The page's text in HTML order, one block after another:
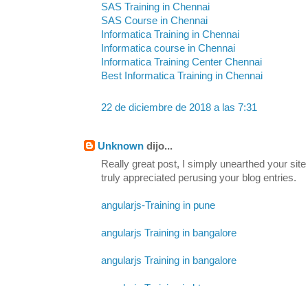
SAS Training in Chennai
SAS Course in Chennai
Informatica Training in Chennai
Informatica course in Chennai
Informatica Training Center Chennai
Best Informatica Training in Chennai
22 de diciembre de 2018 a las 7:31
Unknown dijo...
Really great post, I simply unearthed your
truly appreciated perusing your blog entries.
angularjs-Training in pune
angularjs Training in bangalore
angularjs Training in bangalore